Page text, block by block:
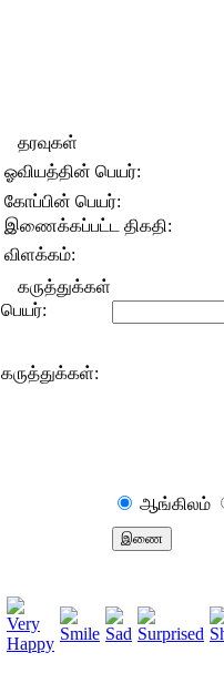
தரவுகள்
ஓவியத்தின் பெயர்:
கோப்பின் பெயர்:
இணைக்கப்பட்ட திகதி:
விளக்கம்:
கருத்துக்கள்
பெயர்:
கருத்துக்கள்:
ஆங்கிலம்